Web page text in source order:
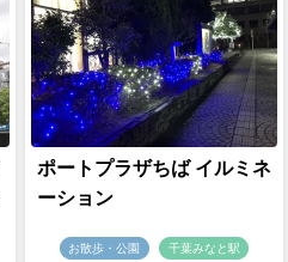
ポートプラザちば イルミネ
ーション
お散歩・公園 千葉みなと駅